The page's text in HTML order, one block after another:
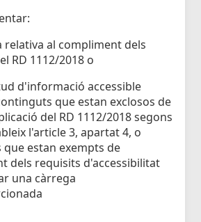
relativa al compliment dels
RD 1112/2018 o
d'informació accessible
que estan exclosos de
del RD 1112/2018 segons
l'article 3, apartat 4, o
estan exempts de
dels requisits d'accessibilitat
una càrrega